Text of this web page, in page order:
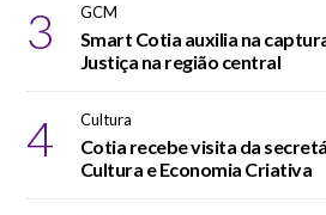
3 GCM
Smart Cotia auxilia na
Justiça na região central
4 Cultura
Cotia recebe visita da
Cultura e Economia Criativa